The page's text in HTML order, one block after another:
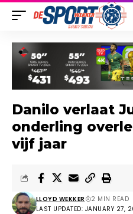
Danilo verlaat
onderling
vijf jaar
LAST UPDATED: JANUARY 27,
LLOYD WEKKER 2 MIN READ